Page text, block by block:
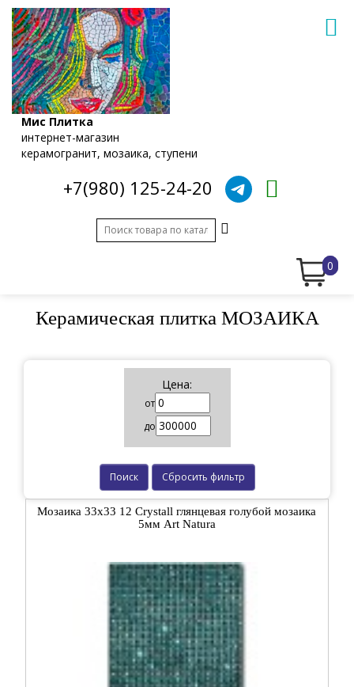
Мис Плитка
интернет-магазин
керамогранит, мозаика, ступени
+7(980) 125-24-20
0
Керамическая плитка МОЗАИКА
Цена:
от
до
Поиск Сбросить фильтр
Мозаика 33x33 12 Crystall глянцевая голубой мозаика
5мм Art Natura